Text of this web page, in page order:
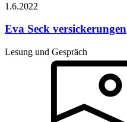
1.6.2022
Eva Seck versickerungen
Lesung und Gespräch